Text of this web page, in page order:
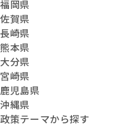
福岡県
佐賀県
長崎県
熊本県
大分県
宮崎県
鹿児島県
沖縄県
政策テーマから探す